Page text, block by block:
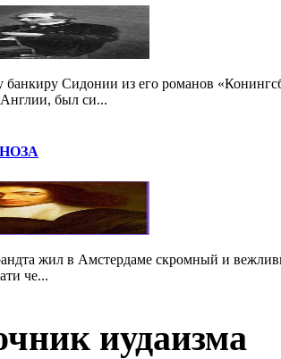
банкиру Сидонии из его романов
был си...
жил в Амстердаме скромный и
че...
иудаизма